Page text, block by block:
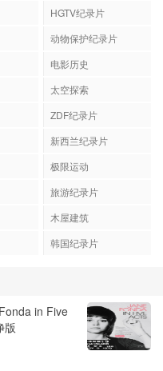
HGTV纪录片
动物保护纪录片
电影历史
太空探索
ZDF纪录片
新西兰纪录片
极限运动
旅游纪录片
木屋建筑
韩国纪录片
in Five
版